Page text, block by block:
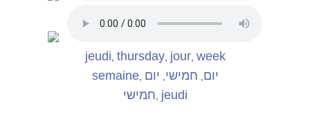
jeudi thursday, jour, week
semaine, יום חמישי יום
חמישי jeudi